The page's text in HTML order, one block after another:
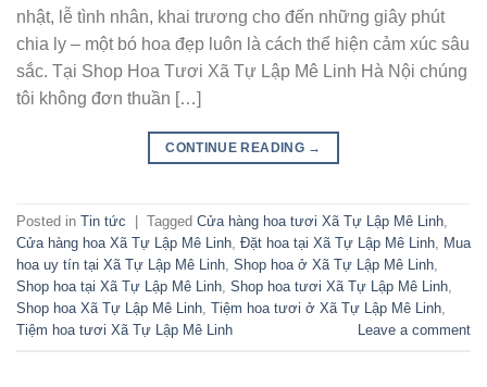
nhật, lễ tình nhân, khai trương cho đến những giây phút
chia ly – một bó hoa đẹp luôn là cách thể hiện cảm xúc sâu
sắc. Tại Shop Hoa Tươi Xã Tự Lập Mê Linh Hà Nội chúng
tôi không đơn thuần […]
CONTINUE READING →
Posted in Tin tức Tagged Cửa hàng hoa tươi Xã Tự Lập Mê Linh
Cửa hàng hoa Xã Tự Lập Mê Linh Đặt hoa tại Xã Tự Lập Mê Linh
Mua
hoa uy tín tại Xã Tự Lập Mê Linh Shop hoa ở Xã Tự Lập Mê Linh
Shop hoa tại Xã Tự Lập Mê Linh Shop hoa tươi Xã Tự Lập Mê Linh
Shop hoa Xã Tự Lập Mê Linh Tiệm hoa tươi ở Xã Tự Lập Mê Linh
Tiệm hoa tươi Xã Tự Lập Mê Linh
Leave a comment